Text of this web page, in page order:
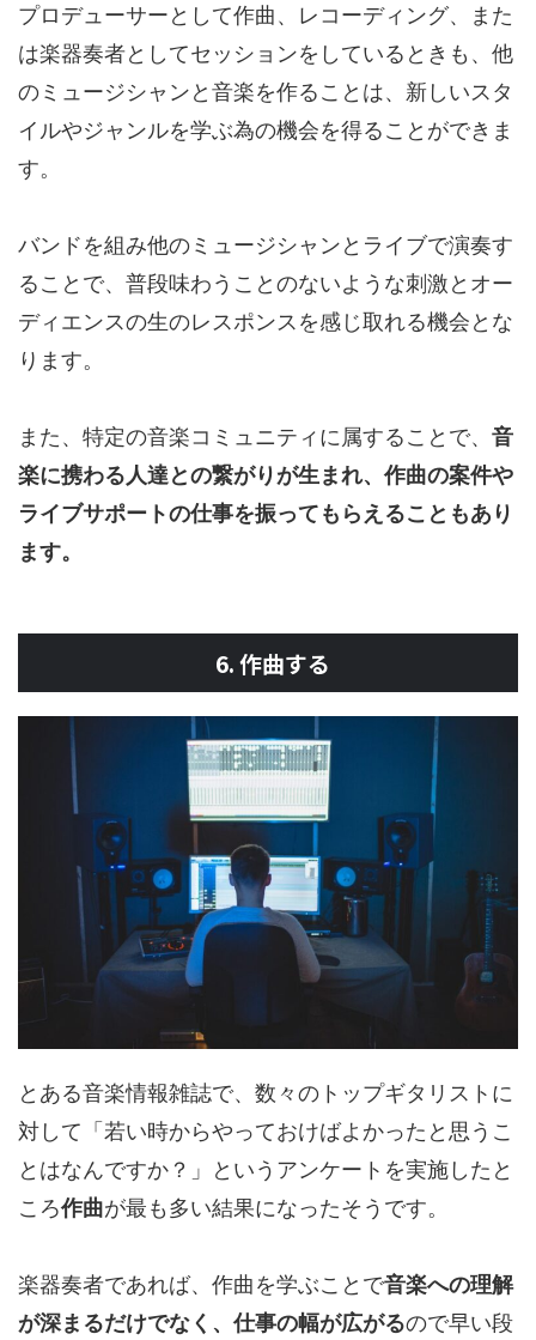
プロデューサーとして作曲、レコーディング、また
は楽器奏者としてセッションをしているときも、他
のミュージシャンと音楽を作ることは、新しいスタ
イルやジャンルを学ぶ為の機会を得ることができま
す。
バンドを組み他のミュージシャンとライブで演奏す
ることで、普段味わうことのないような刺激とオー
ディエンスの生のレスポンスを感じ取れる機会とな
ります。
また、特定の音楽コミュニティに属することで、 音
楽に携わる人達との繋がりが生まれ、作曲の案件や
ライブサポートの仕事を振ってもらえることもあり
ます。
6. 作曲する
とある音楽情報雑誌で、数々のトップギタリストに
対して「若い時からやっておけばよかったと思うこ
とはなんですか？」というアンケートを実施したと
ころ作曲が最も多い結果になったそうです。
楽器奏者であれば、作曲を学ぶことで音楽への理解
が深まるだけでなく、仕事の幅が広がるので早い段